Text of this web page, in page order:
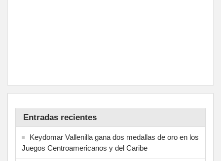
Entradas recientes
Keydomar Vallenilla gana dos medallas de oro en los
Juegos Centroamericanos y del Caribe